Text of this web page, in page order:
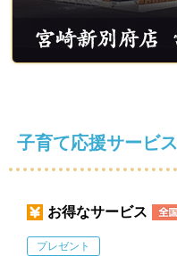
子育て応援サービス
お得なサービス
プレゼント